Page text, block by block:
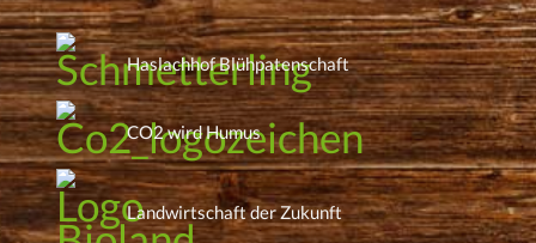
Haslachhof Blühpatenschaft
CO2 wird Humus
Landwirtschaft der Zukunft